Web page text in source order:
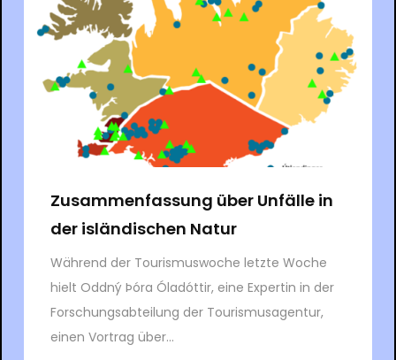
Zusammenfassung über Unfälle in
der isländischen Natur
Während der Tourismuswoche letzte Woche
hielt Oddný Þóra Óladóttir, eine Expertin in der
Forschungsabteilung der Tourismusagentur,
einen Vortrag über...